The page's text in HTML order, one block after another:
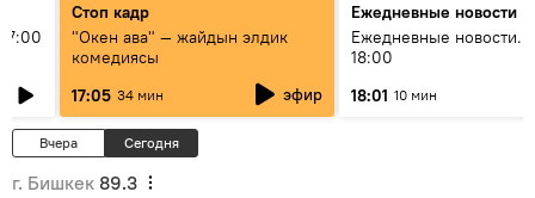
Стоп кадр
"Окен ава" — жайдын элдик
комедиясы
17:05 34 мин эфир
Ежедневные новости
Ежедневные новости.
18:00
18:01 10 мин
Вчера Сегодня
г. Бишкек 89.3